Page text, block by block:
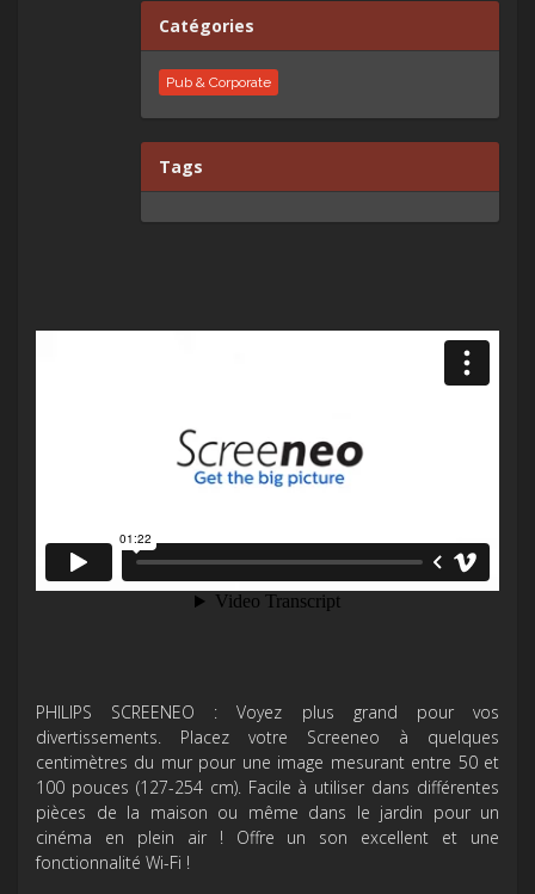
Catégories
Pub & Corporate
Tags
PHILIPS SCREENEO : Voyez plus grand pour vos
divertissements. Placez votre Screeneo à quelques
centimètres du mur pour une image mesurant entre 50 et
100 pouces (127-254 cm). Facile à utiliser dans différentes
pièces de la maison ou même dans le jardin pour un
cinéma en plein air ! Offre un son excellent et une
fonctionnalité Wi-Fi !